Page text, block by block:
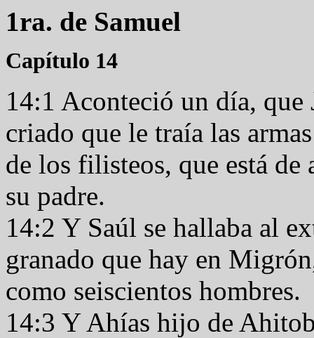
1ra. de Samuel
Capítulo 14
14:1 Aconteció un día,
criado que le traía las
de los filisteos, que está
su padre.
14:2 Y Saúl se hallaba al
granado que hay en
como seiscientos hombres.
14:3 Y Ahías hijo de